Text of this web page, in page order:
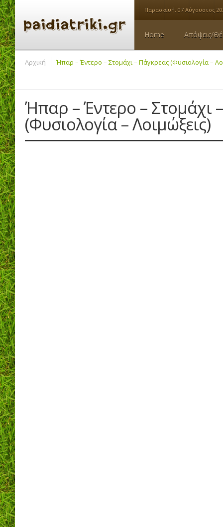
Παρασκευή, 07 Αύγουστος
Home Απόψεις/
Αρχική Ήπαρ – Έντερο – Στομάχι – Πάγκρεας (Φυσιολογία –
Ήπαρ – Έντερο – Στομάχι
(Φυσιολογία – Λοιμώξεις)